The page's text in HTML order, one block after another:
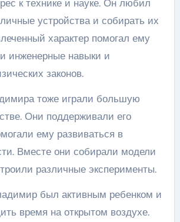
к технике и науке. Он любил
устройства и собирать их
характер помогал ему
инженерные навыки и
законов.
тоже играли большую
Они поддерживали его
ему развиваться в
Вместе они собирали модели
различные эксперименты.
был активным ребенком и
время на открытом воздухе.